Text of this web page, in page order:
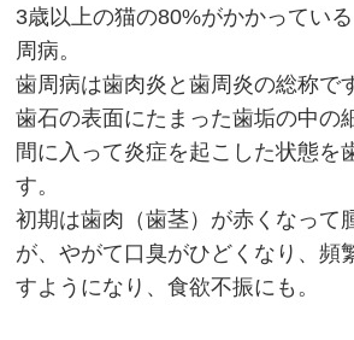
3歳以上の猫の80%がかかってい
周病。
歯周病は歯肉炎と歯周炎の総称で
歯石の表面にたまった歯垢の中の
間に入って炎症を起こした状態を
す。
初期は歯肉（歯茎）が赤くなって
が、やがて口臭がひどくなり、頻
すようになり、食欲不振にも。